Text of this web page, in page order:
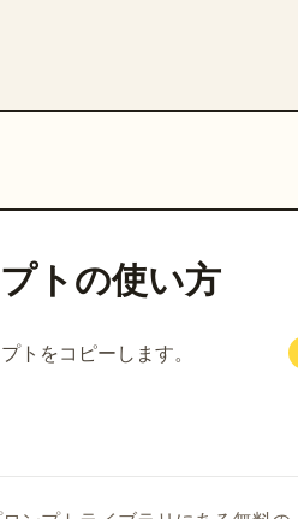
トの使い方
トをコピーします。